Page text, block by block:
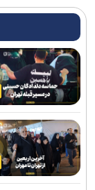
یمن: هشتمین
سی‌بی‌اس:
کرده است
المیادین: احتمال
فایننشال تایمز:
شده است
تحلیلگر
تحت تأثیر قرار